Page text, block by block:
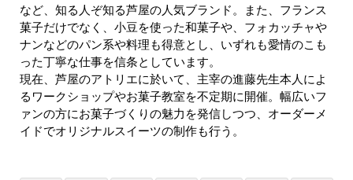
など、知る人ぞ知る芦屋の人気ブランド。また、フランス
菓子だけでなく、小豆を使った和菓子や、フォカッチャや
ナンなどのパン系や料理も得意とし、いずれも愛情のこも
った丁寧な仕事を信条としています。
現在、芦屋のアトリエに於いて、主宰の進藤先生本人によ
るワークショップやお菓子教室を不定期に開催。幅広いフ
ァンの方にお菓子づくりの魅力を発信しつつ、オーダーメ
イドでオリジナルスイーツの制作も行う。